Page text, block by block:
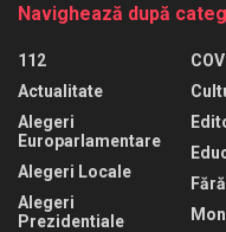
Navighează după
112
Actualitate
Alegeri
Europarlamentare
Alegeri Locale
Alegeri
Prezidentiale